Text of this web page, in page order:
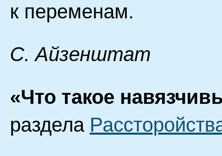
к переменам.
С. Айзенштат
«Что такое
раздела